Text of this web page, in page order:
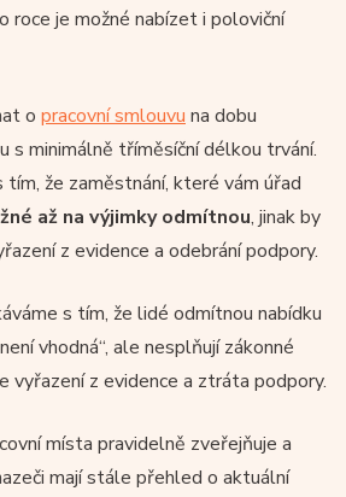
roce je možné nabízet i poloviční
o pracovní smlouvu na dobu
s minimálně tříměsíční délkou trvání.
že zaměstnání, které vám úřad
až na výjimky odmítnou, jinak by
z evidence a odebrání podpory.
s tím, že lidé odmítnou nabídku
vhodná“, ale nesplňují zákonné
vyřazení z evidence a ztráta podpory.
místa pravidelně zveřejňuje a
mají stále přehled o aktuální